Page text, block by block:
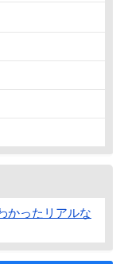
かったリアルな